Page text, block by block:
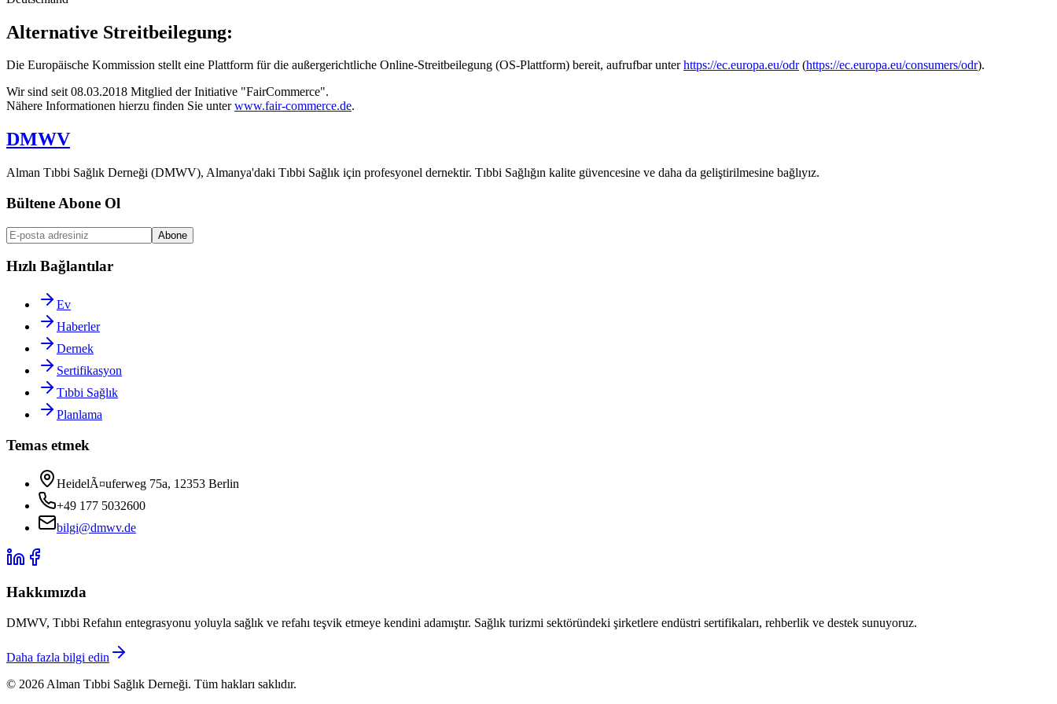
Alternative Streitbeilegung:
Die Europäische Kommission stellt eine Plattform für die außergerichtliche Online-Streitbeilegung (OS-Plattform) bereit, aufrufbar unter https://ec.europa.eu/odr (https://ec.europa.eu/consumers/odr).
Wir sind seit 08.03.2018 Mitglied der Initiative "FairCommerce".
Nähere Informationen hierzu finden Sie unter www.fair-commerce.de.
DMWV
Alman Tıbbi Sağlık Derneği (DMWV), Almanya'daki Tıbbi Sağlık için profesyonel dernektir. Tıbbi Sağlığın kalite güvencesine ve daha da geliştirilmesine bağlıyız.
Bültene Abone Ol
Abone
Hızlı Bağlantılar
Ev
Haberler
Dernek
Sertifikasyon
Tıbbi Sağlık
Planlama
Temas etmek
HeidelÃ¤uferweg 75a, 12353 Berlin
+49 177 5032600
bilgi@dmwv.de
Hakkımızda
DMWV, Tıbbi Refahın entegrasyonu yoluyla sağlık ve refahı teşvik etmeye kendini adamıştır. Sağlık turizmi sektöründeki şirketlere endüstri sertifikaları, rehberlik ve destek sunuyoruz.
Daha fazla bilgi edin
© 2026 Alman Tıbbi Sağlık Derneği. Tüm hakları saklıdır.